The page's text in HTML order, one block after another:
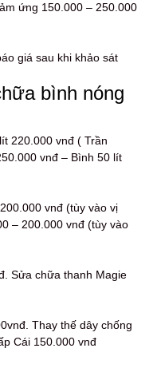
ứng 150.000 – 250.000
giá sau khi khảo sát
bình nóng
220.000 vnđ ( Trần
vnđ – Bình 50 lít
vnđ (tùy vào vị
– 200.000 vnđ (tùy vào
Sửa chữa thanh Magie
Thay thế dây chống
Cái 150.000 vnđ